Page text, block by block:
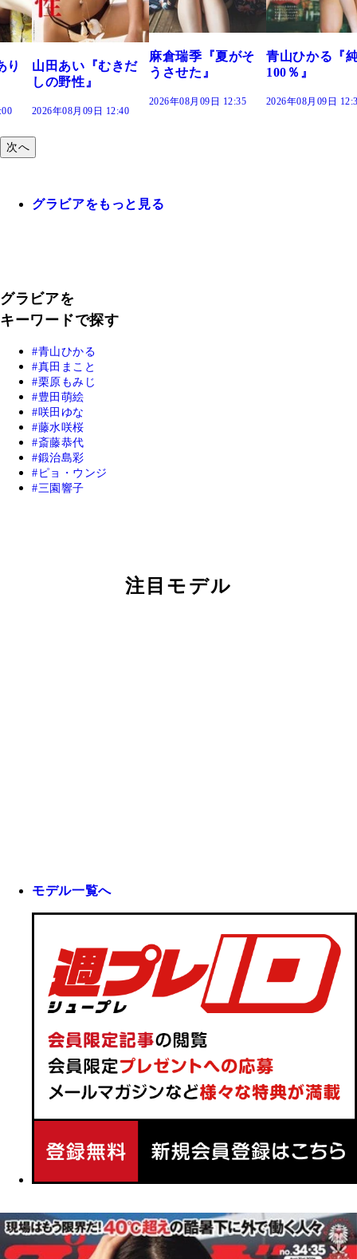
だ
麻倉瑞季『夏がそ
うさせた』
青山ひかる『純度
100％』
2026年08月09日 12:30
で。』
2026年08月09日
次へ
グラビアをもっと見る
グラビアを
キーワードで探す
青山ひかる
真田まこと
栗原もみじ
豊田萌絵
咲田ゆな
藤水咲桜
斎藤恭代
鍛治島彩
ピョ・ウンジ
三園響子
注目モデル
モデル一覧へ